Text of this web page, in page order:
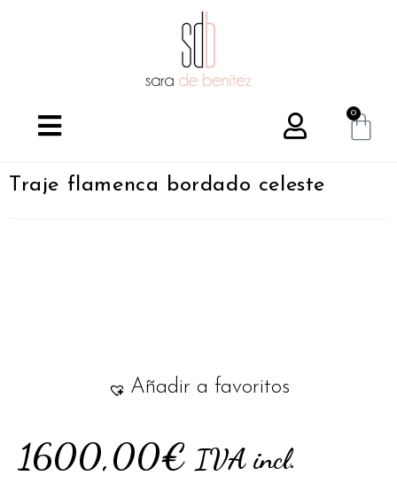
0
Traje flamenca bordado celeste
1600,00€ IVA incl.
Añadir a favoritos